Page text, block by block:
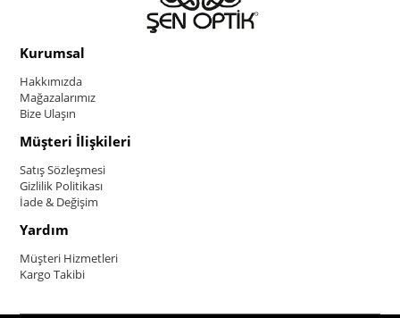
Kurumsal
Hakkımızda
Mağazalarımız
Bize Ulaşın
Müşteri İlişkileri
Satış Sözleşmesi
Gizlilik Politikası
İade & Değişim
Yardım
Müşteri Hizmetleri
Kargo Takibi